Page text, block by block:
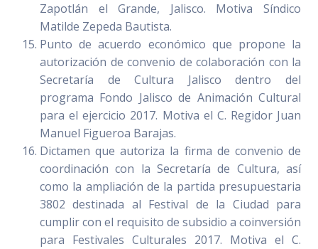
Zapotlán el Grande, Jalisco. Motiva Síndico
Matilde Zepeda Bautista.
Punto de acuerdo económico que propone la
autorización de convenio de colaboración con la
Secretaría de Cultura Jalisco dentro del
programa Fondo Jalisco de Animación Cultural
para el ejercicio 2017. Motiva el C. Regidor Juan
Manuel Figueroa Barajas.
Dictamen que autoriza la firma de convenio de
coordinación con la Secretaría de Cultura, así
como la ampliación de la partida presupuestaria
3802 destinada al Festival de la Ciudad para
cumplir con el requisito de subsidio a coinversión
para Festivales Culturales 2017. Motiva el C.